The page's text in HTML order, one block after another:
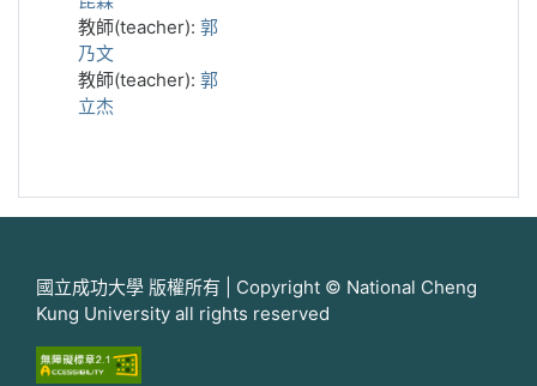
教師(teacher): 郭
乃文
教師(teacher): 郭
立杰
國立成功大學 版權所有 | Copyright © National Cheng
Kung University all rights reserved